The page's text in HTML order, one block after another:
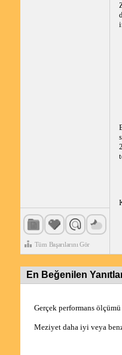
Tüm Başarılarını Gör
En Beğenilen
Gerçek performans
Meziyet daha iyi veya